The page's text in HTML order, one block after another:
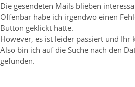
Die gesendeten Mails blieben
Offenbar habe ich irgendwo einen
Button geklickt hätte.
However, es ist leider passiert und
Also bin ich auf die Suche nach den
gefunden.